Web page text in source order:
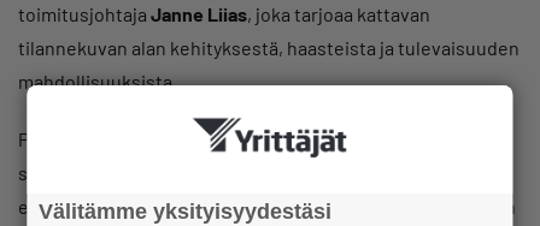
toimitusjohtaja Janne Liias, joka tarjoaa kattavan
tilannekuvan alan kehityksestä, haasteista ja tulevaisuuden
mahdollisuuksista.
Puuteollisuus ja rakentaminen on keskeinen osa
suomalaista elinkeinoelämää ja sen merkitys korostuu
erityisesti kestävän rakentamisen ja kotimaisen osaamisen
Välitämme yksityisyydestäsi